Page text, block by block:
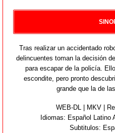
Tras realizar un accidentado
delincuentes toman la decisión
para escapar de la policía.
escondite, pero pronto
grande que la de
WEB-DL | MKV |
Idiomas: Español Latino
Subtitulos: